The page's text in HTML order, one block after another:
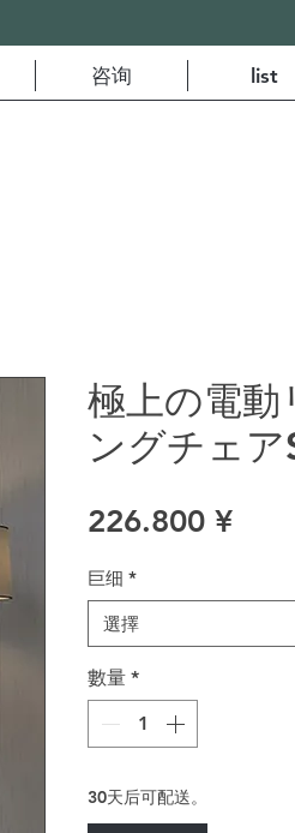
咨询 list
極上の電動
ングチェ
226.800 ¥價格
巨细 *
選擇
數量 *
30天后可配送。